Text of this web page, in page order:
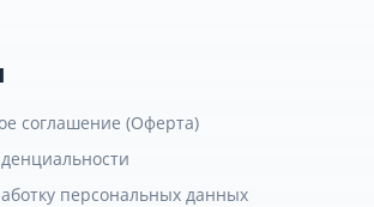
соглашение (Оферта)
персональных данных